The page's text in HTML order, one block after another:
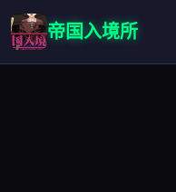
帝国入境所